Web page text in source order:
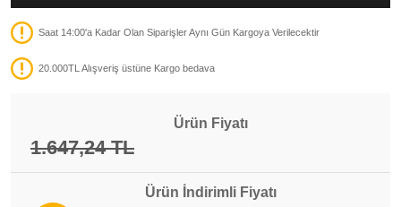
Saat 14:00'a Kadar Olan Siparişler Aynı Gün Kargoya Verilecektir
20.000TL Alışveriş üstüne Kargo bedava
Ürün Fiyatı
1.647,24 TL
Ürün İndirimli Fiyatı